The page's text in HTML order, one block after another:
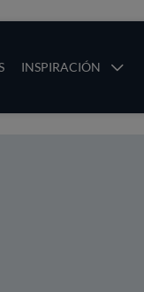
INSPIRACIÓN